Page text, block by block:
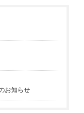
お知らせ